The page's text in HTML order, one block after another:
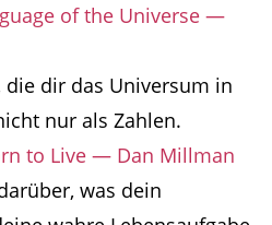
of the Universe —
die dir das Universum in
nur als Zahlen.
to Live — Dan Millman
was dein